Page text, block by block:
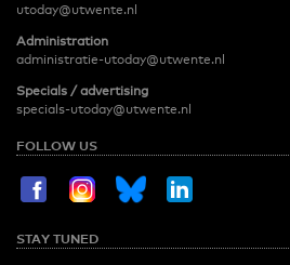
utoday@utwente.nl
Administration
administratie-utoday@utwente.nl
Specials / advertising
specials-utoday@utwente.nl
FOLLOW US
STAY TUNED